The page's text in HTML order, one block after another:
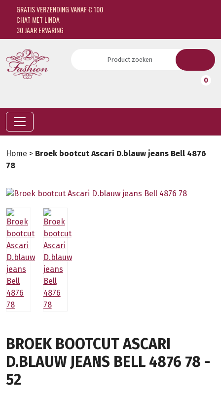
GRATIS VERZENDING VANAF € 100
CHAT MET LINDA
30 JAAR ERVARING
0
Home > Broek bootcut Ascari D.blauw jeans Bell 4876
78
BROEK BOOTCUT ASCARI
D.BLAUW JEANS BELL 4876 78 -
52